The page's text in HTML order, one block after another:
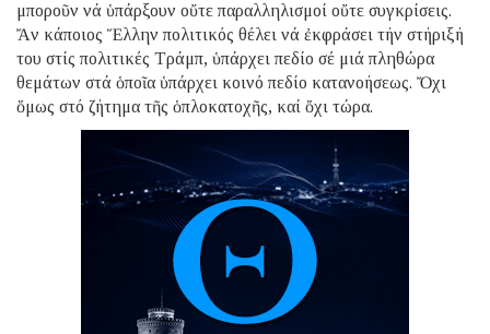
μποροῦν νά ὑπάρξουν οὔτε παραλληλισμοί οὔτε συγκρίσεις.
Ἄν κάποιος Ἕλλην πολιτικός θέλει νά ἐκφράσει τήν στήριξή
του στίς πολιτικές Τράμπ, ὑπάρχει πεδίο σέ μιά πληθώρα
θεμάτων στά ὁποῖα ὑπάρχει κοινό πεδίο κατανοήσεως. Ὄχι
ὅμως στό ζήτημα τῆς ὁπλοκατοχῆς, καί ὄχι τώρα.